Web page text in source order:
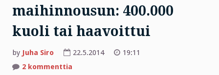
maihinnousun: 400.000
kuoli tai haavoittui
by Juha Siro 22.5.2014
19:11
2 kommenttia